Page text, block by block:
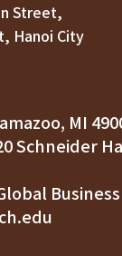
Street,
MI